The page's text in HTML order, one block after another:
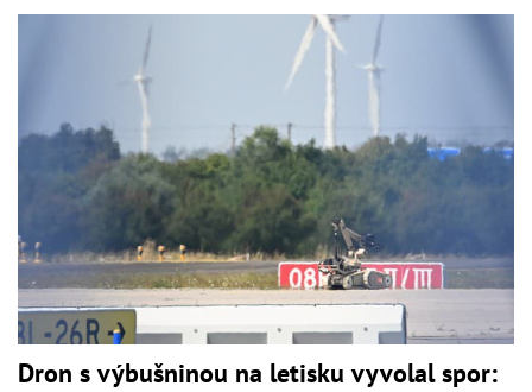
Dron s výbušninou na letisku vyvolal spor: